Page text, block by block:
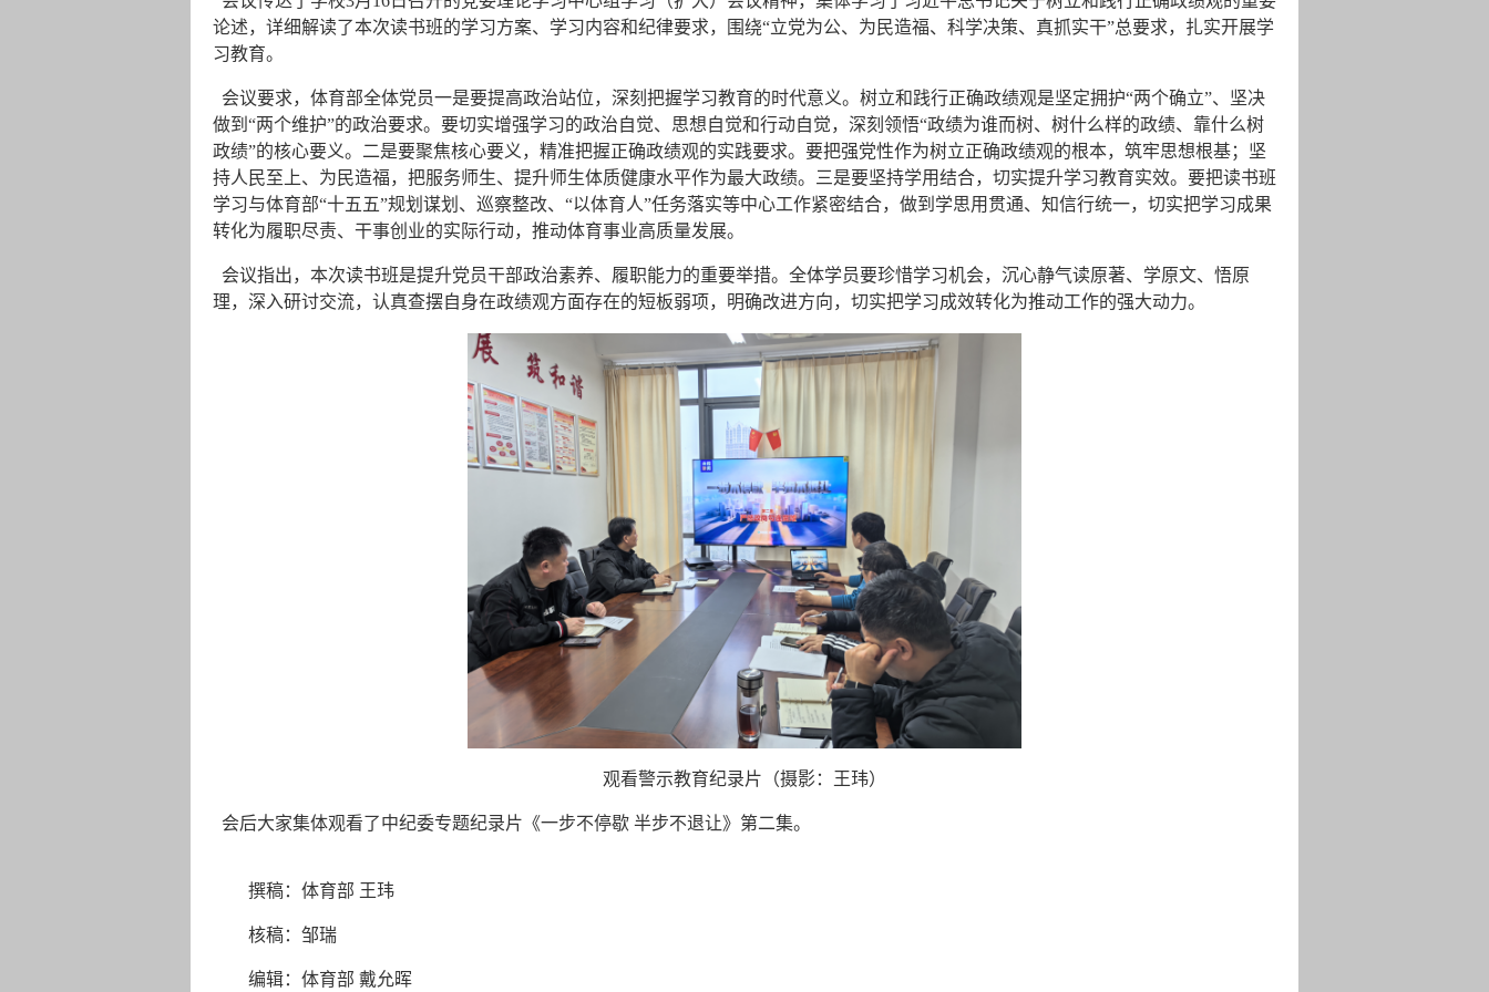
论述，详细解读了本次读书班的学习方案、学习内容和纪律要求，围绕“立党为公、为民造福、科学决策、真抓实干”总要求，扎实开展学
习教育。
会议要求，体育部全体党员一是要提高政治站位，深刻把握学习教育的时代意义。树立和践行正确政绩观是坚定拥护“两个确立”、坚决
做到“两个维护”的政治要求。要切实增强学习的政治自觉、思想自觉和行动自觉，深刻领悟“政绩为谁而树、树什么样的政绩、靠什么树
政绩”的核心要义。二是要聚焦核心要义，精准把握正确政绩观的实践要求。要把强党性作为树立正确政绩观的根本，筑牢思想根基；坚
持人民至上、为民造福，把服务师生、提升师生体质健康水平作为最大政绩。三是要坚持学用结合，切实提升学习教育实效。要把读书班
学习与体育部“十五五”规划谋划、巡察整改、“以体育人”任务落实等中心工作紧密结合，做到学思用贯通、知信行统一，切实把学习成果
转化为履职尽责、干事创业的实际行动，推动体育事业高质量发展。
会议指出，本次读书班是提升党员干部政治素养、履职能力的重要举措。全体学员要珍惜学习机会，沉心静气读原著、学原文、悟原
理，深入研讨交流，认真查摆自身在政绩观方面存在的短板弱项，明确改进方向，切实把学习成效转化为推动工作的强大动力。
观看警示教育纪录片（摄影：王玮）
会后大家集体观看了中纪委专题纪录片《一步不停歇 半步不退让》第二集。
撰稿：体育部 王玮
核稿：邹瑞
编辑：体育部 戴允晖